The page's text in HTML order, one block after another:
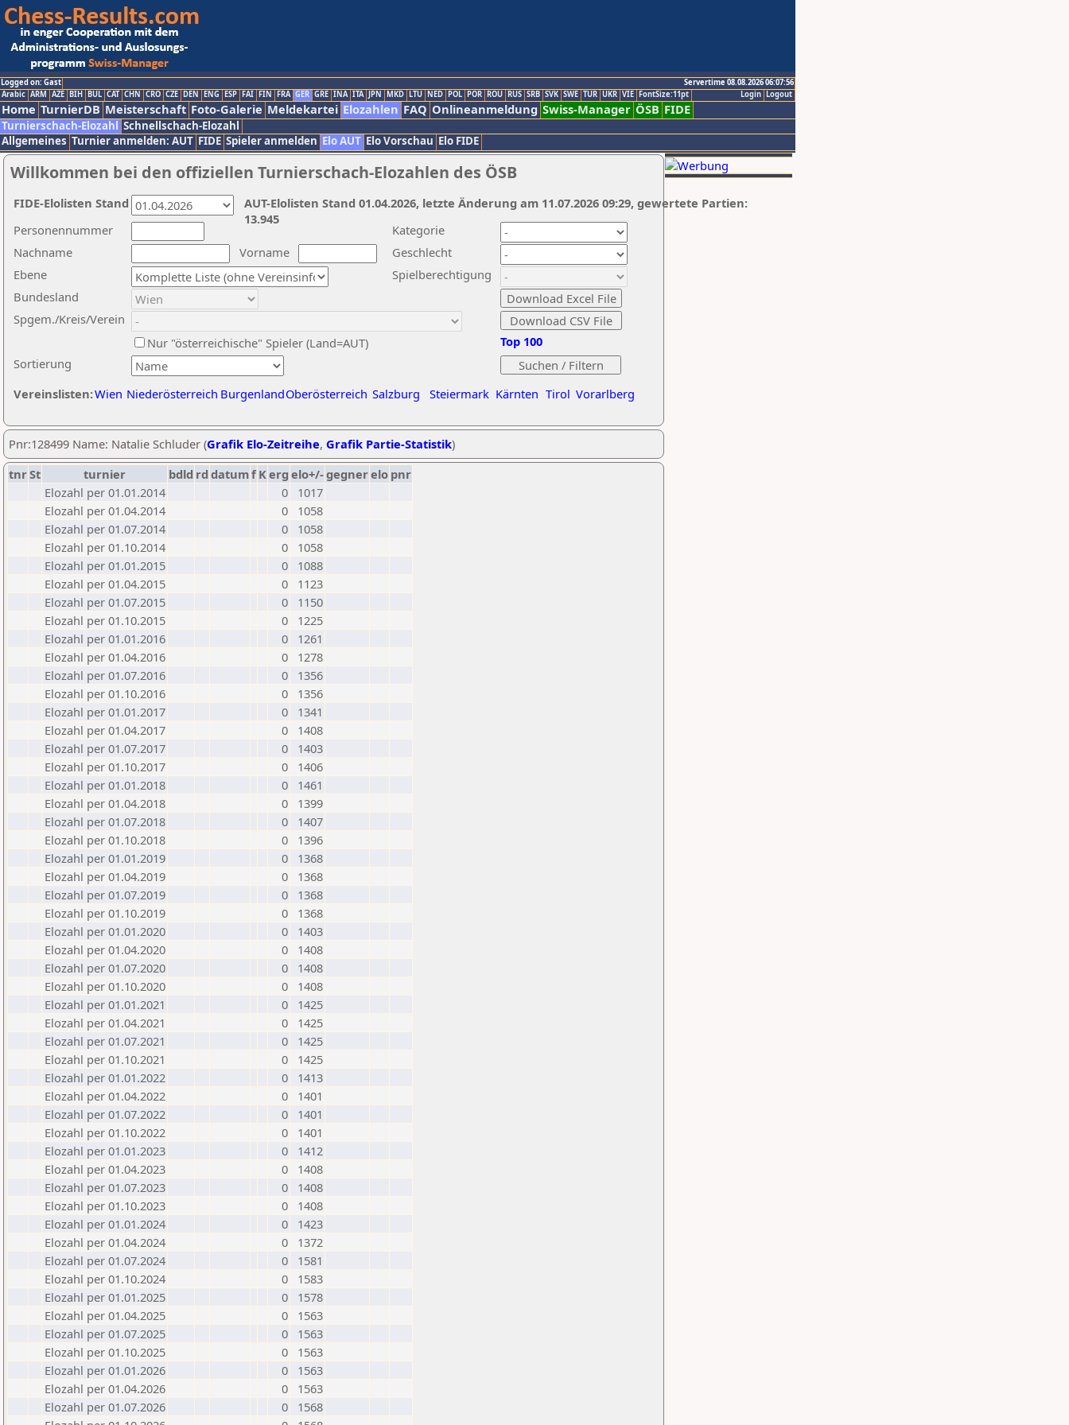
Logged on: Gast
Servertime 08.08.2026 06:07:56
Logout
Login
Arabic ARM AZE BIH BUL CAT CHN CRO CZE DEN ENG ESP FAI FIN FRA GER GRE INA ITA JPN MKD LTU NED POL POR ROU RUS SRB SVK SWE TUR UKR VIE FontSize:11pt
Home TurnierDB Meisterschaft Foto-Galerie Meldekartei Elozahlen FAQ Onlineanmeldung Swiss-Manager ÖSB FIDE
Turnierschach-Elozahl Schnellschach-Elozahl
Allgemeines Turnier anmelden: AUT FIDE Spieler anmelden Elo AUT Elo Vorschau Elo FIDE
Willkommen bei den offiziellen Turnierschach-Elozahlen des ÖSB
Nachname
Vorname
Ebene
Kategorie
Sortierung
Personennummer
Bundesland
Spgem./Kreis/Verein
Geschlecht
Nur "österreichische" Spieler (Land=AUT)
Spielberechtigung
Vereinslisten:Wien Niederösterreich BurgenlandOberösterreich Salzburg Steiermark Kärnten Tirol Vorarlberg
Top 100
AUT-Elolisten Stand 01.04.2026, letzte Änderung am 11.07.2026 09:29, gewertete Partien:
13.945
FIDE-Elolisten Stand
Pnr:128499 Name: Natalie Schluder (Grafik Elo-Zeitreihe, Grafik Partie-Statistik)
tnrSt turnier bdld rd datumf Kerg elo+/-gegnerelo pnr
Elozahl per 01.01.2014
0
1017
Elozahl per 01.04.2014
0
1058
Elozahl per 01.07.2014
0
1058
Elozahl per 01.10.2014
0
1058
Elozahl per 01.01.2015
0
1088
Elozahl per 01.04.2015
0
1123
Elozahl per 01.07.2015
0
1150
Elozahl per 01.10.2015
0
1225
Elozahl per 01.01.2016
0
1261
Elozahl per 01.04.2016
0
1278
Elozahl per 01.07.2016
0
1356
Elozahl per 01.10.2016
0
1356
Elozahl per 01.01.2017
0
1341
Elozahl per 01.04.2017
0
1408
Elozahl per 01.07.2017
0
1403
Elozahl per 01.10.2017
0
1406
Elozahl per 01.01.2018
0
1461
Elozahl per 01.04.2018
0
1399
Elozahl per 01.07.2018
0
1407
Elozahl per 01.10.2018
0
1396
Elozahl per 01.01.2019
0
1368
Elozahl per 01.04.2019
0
1368
Elozahl per 01.07.2019
0
1368
Elozahl per 01.10.2019
0
1368
Elozahl per 01.01.2020
0
1403
Elozahl per 01.04.2020
0
1408
Elozahl per 01.07.2020
0
1408
Elozahl per 01.10.2020
0
1408
Elozahl per 01.01.2021
0
1425
Elozahl per 01.04.2021
0
1425
Elozahl per 01.07.2021
0
1425
Elozahl per 01.10.2021
0
1425
Elozahl per 01.01.2022
0
1413
Elozahl per 01.04.2022
0
1401
Elozahl per 01.07.2022
0
1401
Elozahl per 01.10.2022
0
1401
Elozahl per 01.01.2023
0
1412
Elozahl per 01.04.2023
0
1408
Elozahl per 01.07.2023
0
1408
Elozahl per 01.10.2023
0
1408
Elozahl per 01.01.2024
0
1423
Elozahl per 01.04.2024
0
1372
Elozahl per 01.07.2024
0
1581
Elozahl per 01.10.2024
0
1583
Elozahl per 01.01.2025
0
1578
Elozahl per 01.04.2025
0
1563
Elozahl per 01.07.2025
0
1563
Elozahl per 01.10.2025
0
1563
Elozahl per 01.01.2026
0
1563
Elozahl per 01.04.2026
0
1563
Elozahl per 01.07.2026
0
1568